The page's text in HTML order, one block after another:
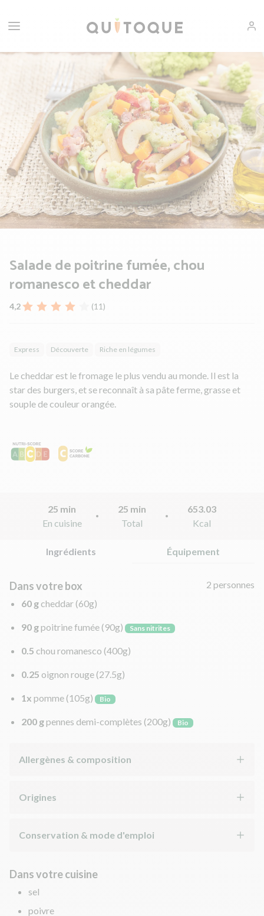
Salade de poitrine fumée, chou
romanesco et cheddar
4,2 (11)
Express Découverte Riche en légumes
Le cheddar est le fromage le plus vendu au monde. Il est la
star des burgers, et se reconnaît à sa pâte ferme, grasse et
souple de couleur orangée.
25 min
En cuisine
25 min
Total
653.03
Kcal
Ingrédients Équipement
Dans votre box
2 personnes
60 g cheddar (60g)
90 gpoitrine fumée (90g) Sans nitrites
0.5 chou romanesco (400g)
0.25 oignon rouge (27.5g)
1x pomme (105g) Bio
200 gpennes demi-complètes (200g) Bio
Allergènes & composition
Origines
Conservation & mode d'emploi
Dans votre cuisine
sel
poivre